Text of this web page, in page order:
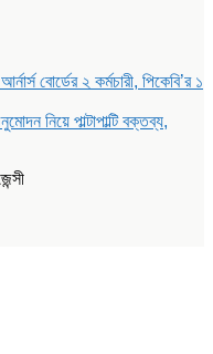
বোর্ডের ২ কর্মচারী, পিকেবি’র ১
নিয়ে পাল্টাপাল্টি বক্তব্য,